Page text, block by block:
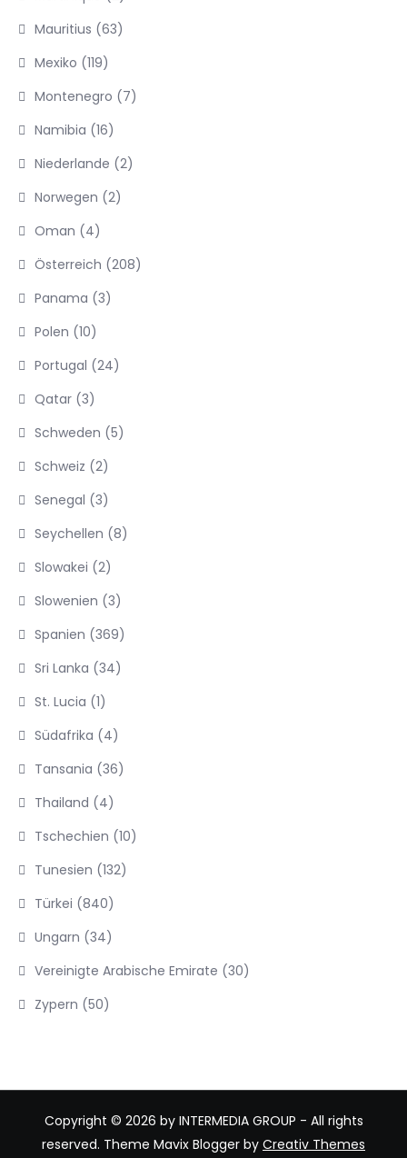
Mauritius (63)
Mexiko (119)
Montenegro (7)
Namibia (16)
Niederlande (2)
Norwegen (2)
Oman (4)
Österreich (208)
Panama (3)
Polen (10)
Portugal (24)
Qatar (3)
Schweden (5)
Schweiz (2)
Senegal (3)
Seychellen (8)
Slowakei (2)
Slowenien (3)
Spanien (369)
Sri Lanka (34)
St. Lucia (1)
Südafrika (4)
Tansania (36)
Thailand (4)
Tschechien (10)
Tunesien (132)
Türkei (840)
Ungarn (34)
Vereinigte Arabische Emirate (30)
Zypern (50)
Copyright © 2026 by INTERMEDIA GROUP - All rights
reserved. Theme Mavix Blogger by Creativ Themes